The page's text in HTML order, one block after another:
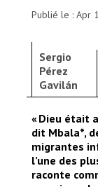
Publié le : Apr
Sergio
Pérez
Gavilán
« Dieu était
dit Mbala*,
migrantes
l’une des
raconte